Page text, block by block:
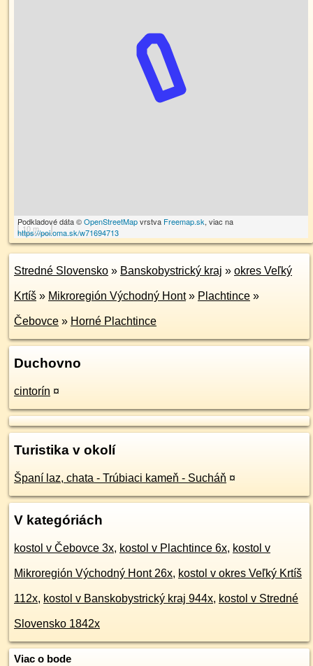
10 m
Podkladové dáta ©OpenStreetMapvrstva Freemap.sk, viac na
https://poi.oma.sk/w71694713
Stredné Slovensko » Banskobystrický kraj » okres Veľký
Krtíš » Mikroregión Východný Hont» Plachtince »
Čebovce » Horné Plachtince
Duchovno
cintorín ¤
Turistika v okolí
Španí laz, chata - Trúbiaci kameň - Sucháň ¤
V kategóriách
kostol v Čebovce 3x, kostol v Plachtince 6x, kostol v
Mikroregión Východný Hont 26x, kostol v okres Veľký Krtíš
112x, kostol v Banskobystrický kraj 944x, kostol v Stredné
Slovensko 1842x
Viac o bode